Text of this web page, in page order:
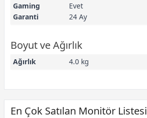
Gaming
Evet
Garanti
24 Ay
Boyut ve Ağırlık
Ağırlık 4.0 kg
En Çok Satılan Monitör Listesi